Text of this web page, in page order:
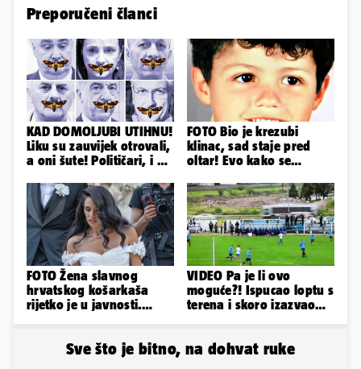
Preporučeni članci
KAD DOMOLJUBI UTIHNU!
Liku su zauvijek otrovali,
a oni šute! Političari, i vi
FOTO Bio je krezubi
klinac, sad staje pred
oltar! Evo kako se
najvećih...
FOTO Žena slavnog
hrvatskog košarkaša
rijetko je u javnosti.
VIDEO Pa je li ovo
moguće?! Ispucao loptu s
terena i skoro izazvao
Sve što je bitno, na dohvat ruke